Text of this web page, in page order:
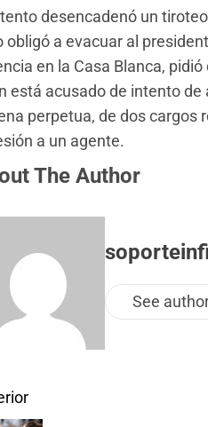
desencadenó un
obligó a evacuar al
en la Casa Blanca,
está acusado de intento
perpetua, de dos cargos
a un agente.
The Author
See